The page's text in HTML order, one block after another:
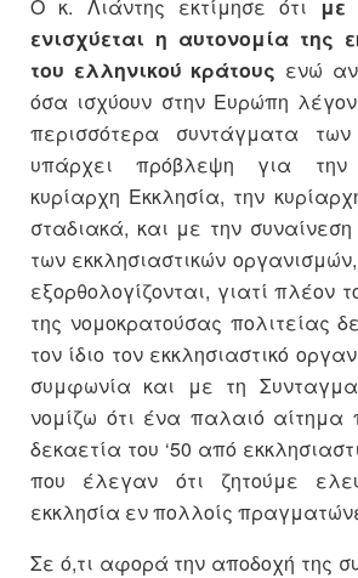
Ο κ. Λιάντης εκτίμησε ότι με
ενισχύεται η αυτονομία της
του ελληνικού κράτους ενώ
όσα ισχύουν στην Ευρώπη
περισσότερα συντάγματα
υπάρχει πρόβλεψη για την
κυρίαρχη Εκκλησία, την
σταδιακά, και με την
των εκκλησιαστικών
εξορθολογίζονται, γιατί πλέον
της νομοκρατούσας πολιτείας
τον ίδιο τον εκκλησιαστικό
συμφωνία και με τη
νομίζω ότι ένα παλαιό αίτημα
δεκαετία του ‘50 από
που έλεγαν ότι ζητούμε
εκκλησία εν πολλοίς
Σε ό,τι αφορά την αποδοχή της